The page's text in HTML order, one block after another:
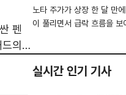
펜
의
행 우려에 출렁
노타 주가가 상장 한 달 만
이 풀리면서 급락 흐름을
는 모습이다. 전문가들은 수
기술·매출 연계 여부가 향후
실시간 인기 기사